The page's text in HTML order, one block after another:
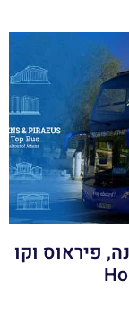
פיראוס וקו